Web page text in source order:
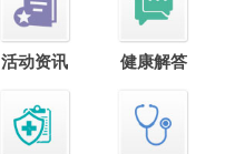
活动资讯 健康解答